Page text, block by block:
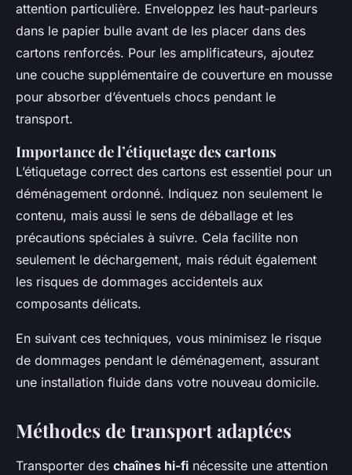
attention particulière. Enveloppez les haut-parleurs
dans le papier bulle avant de les placer dans des
cartons renforcés. Pour les amplificateurs, ajoutez
une couche supplémentaire de couverture en mousse
pour absorber d’éventuels chocs pendant le
transport.
Importance de l’étiquetage des cartons
L’étiquetage correct des cartons est essentiel pour un
déménagement ordonné. Indiquez non seulement le
contenu, mais aussi le sens de déballage et les
précautions spéciales à suivre. Cela facilite non
seulement le déchargement, mais réduit également
les risques de dommages accidentels aux
composants délicats.
En suivant ces techniques, vous minimisez le risque
de dommages pendant le déménagement, assurant
une installation fluide dans votre nouveau domicile.
Méthodes de transport adaptées
Transporter des chaînes hi-fi nécessite une attention